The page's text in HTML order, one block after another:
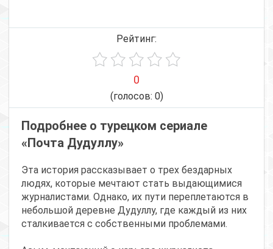
Рейтинг:
0
(голосов: 0)
Подробнее о турецком сериале
«Почта Дудуллу»
Эта история рассказывает о трех бездарных
людях, которые мечтают стать выдающимися
журналистами. Однако, их пути переплетаются в
небольшой деревне Дудуллу, где каждый из них
сталкивается с собственными проблемами.